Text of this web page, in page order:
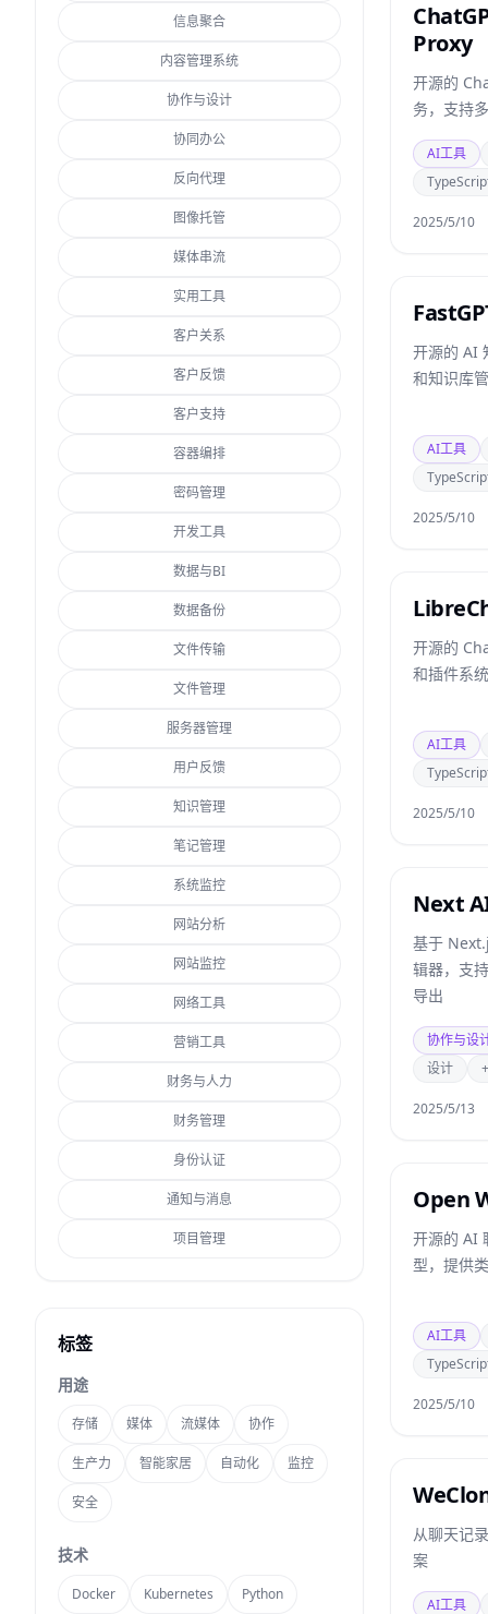
信息聚合
内容管理系统
协作与设计
协同办公
反向代理
图像托管
媒体串流
实用工具
客户关系
客户反馈
客户支持
容器编排
密码管理
开发工具
数据与BI
数据备份
文件传输
文件管理
服务器管理
用户反馈
知识管理
笔记管理
系统监控
网站分析
网站监控
网络工具
营销工具
财务与人力
财务管理
身份认证
通知与消息
项目管理
标签
用途
存储 媒体 流媒体 协作
生产力 智能家居 自动化 监控
安全
技术
Docker Kubernetes Python
Proxy
开源的
务，支持
AI工具
2025/5/10
开源的 AI
和知识库
AI工具
2025/5/10
开源的
和插件系统
AI工具
2025/5/10
Next
基于
辑器，支
导出
协作与设
设计
2025/5/13
Open
开源的 AI
型，提供
AI工具
2025/5/10
从聊天记
案
AI工具